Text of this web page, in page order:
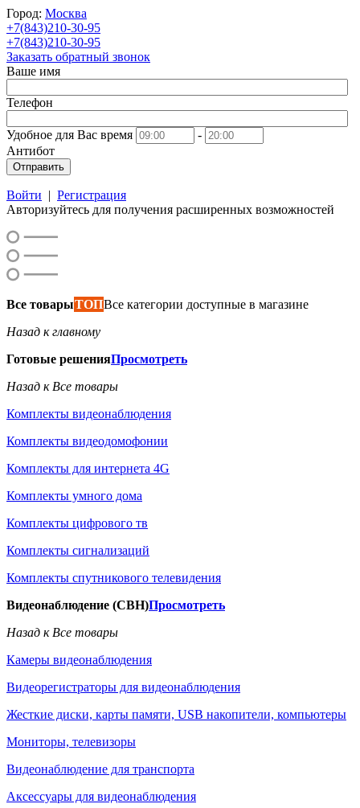
Город: Москва
+7(843)210-30-95
+7(843)210-30-95
Заказать обратный звонок
Ваше имя
Телефон
Удобное для Вас время
-
Антибот
Отправить
Войти | Регистрация
Авторизуйтесь для получения расширенных возможностей
Все товарыТОПВсе категории доступные в магазине
Назад к главному
Готовые решенияПросмотреть
Назад к Все товары
Комплекты видеонаблюдения
Комплекты видеодомофонии
Комплекты для интернета 4G
Комплекты умного дома
Комплекты цифрового тв
Комплекты сигнализаций
Комплекты спутникового телевидения
Видеонаблюдение (СВН)Просмотреть
Назад к Все товары
Камеры видеонаблюдения
Видеорегистраторы для видеонаблюдения
Жесткие диски, карты памяти, USB накопители, компьютеры
Мониторы, телевизоры
Видеонаблюдение для транспорта
Аксессуары для видеонаблюдения